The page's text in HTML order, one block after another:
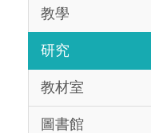
教學
研究
教材室
圖書館